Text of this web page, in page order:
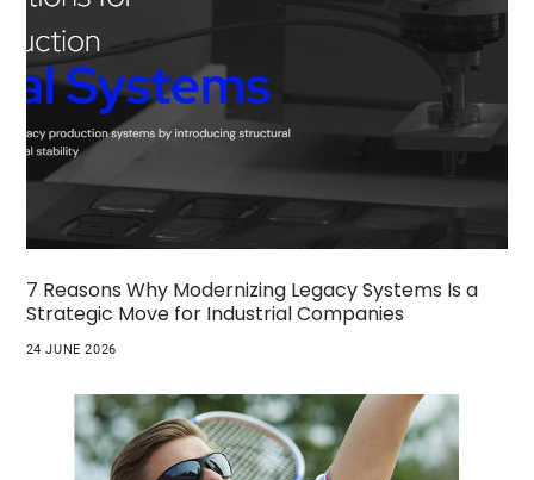
7 Reasons Why Modernizing Legacy Systems Is a
Strategic Move for Industrial Companies
24 JUNE 2026